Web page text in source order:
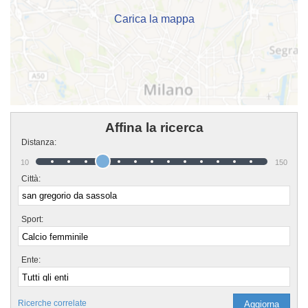
cliccando sul bottone "Contattaci" presente nella pagina.
Carica la mappa
Affina la ricerca
Distanza:
10 150
Città:
Sport:
Ente:
Ricerche correlate